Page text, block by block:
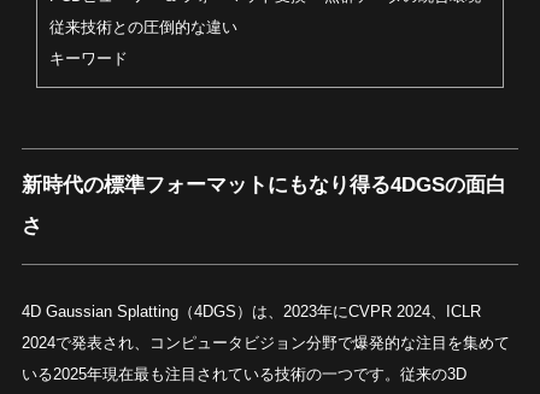
従来技術との圧倒的な違い
キーワード
新時代の標準フォーマットにもなり得る4DGSの面白
さ
4D Gaussian Splatting（4DGS）は、2023年にCVPR 2024、ICLR
2024で発表され、コンピュータビジョン分野で爆発的な注目を集めて
いる2025年現在最も注目されている技術の一つです。従来の3D